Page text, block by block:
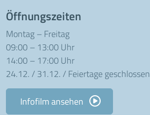
Öffnungszeiten
Montag – Freitag
09:00 – 13:00 Uhr
14:00 – 17:00 Uhr
24.12. / 31.12. / Feiertage geschlossen
Infofilm ansehen